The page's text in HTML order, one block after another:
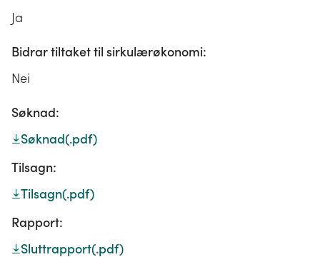
Ja
Bidrar tiltaket til sirkulærøkonomi:
Nei
Søknad:
Søknad(.pdf)
Tilsagn:
Tilsagn(.pdf)
Rapport:
Sluttrapport(.pdf)